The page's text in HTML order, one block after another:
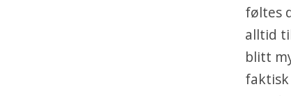
føltes
alltid
blitt